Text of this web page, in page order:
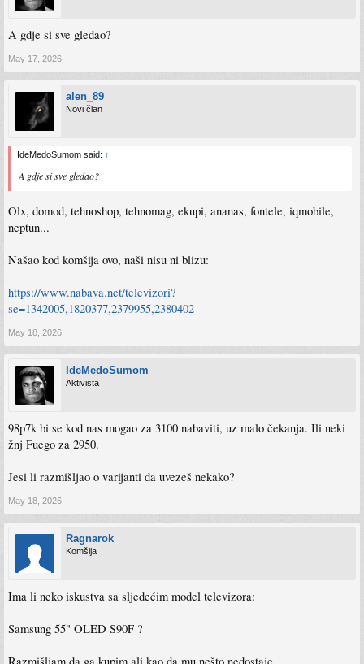
A gdje si sve gledao?
May 17, 2026
alen_89
Novi član
IdeMedoSumom said: ↑
A gdje si sve gledao?
Olx, domod, tehnoshop, tehnomag, ekupi, ananas, fontele, iqmobile,
neptun...
Našao kod komšija ovo, naši nisu ni blizu:
https://www.nabava.net/televizori?
se=1342005,1820377,2379955,2380402
May 18, 2026
IdeMedoSumom
Aktivista
98p7k bi se kod nas mogao za 3100 nabaviti, uz malo čekanja. Ili neki
žnj Fuego za 2950.
Jesi li razmišljao o varijanti da uvezeš nekako?
May 18, 2026
Ragnarok
Komšija
Ima li neko iskustva sa sljedećim model televizora:
Samsung 55" OLED S90F ?